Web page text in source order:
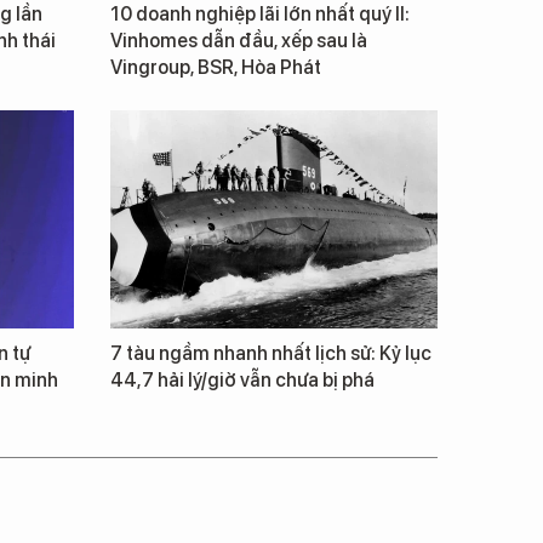
lần
thái
10 doanh nghiệp lãi lớn nhất quý II:
Vinhomes dẫn đầu, xếp sau là
Vingroup, BSR, Hòa Phát
tự
minh
7 tàu ngầm nhanh nhất lịch sử: Kỷ lục
44,7 hải lý/giờ vẫn chưa bị phá